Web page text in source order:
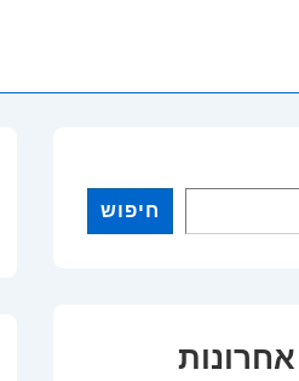
חיפוש